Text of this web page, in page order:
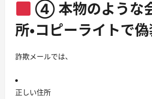
④ 本物のような
所・コピーライトで
詐欺メールでは、
正しい住所